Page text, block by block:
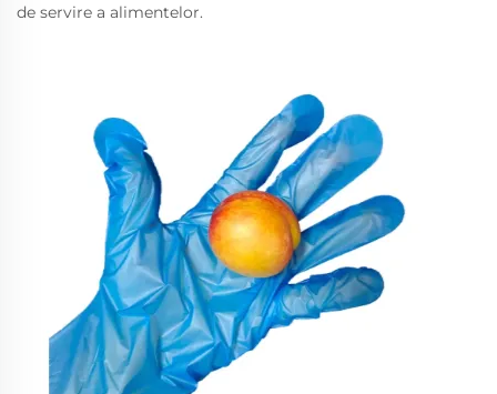
de servire a alimentelor.